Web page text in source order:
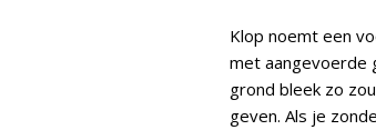
Klop noemt een
met aangevoerde
grond bleek zo
geven. Als je